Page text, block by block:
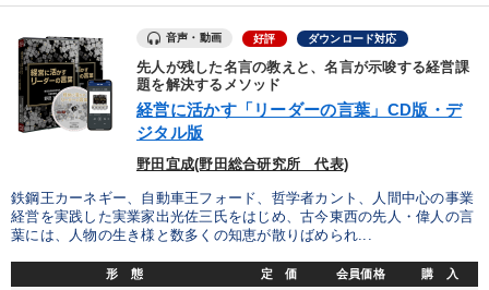
音声・動画 好評 ダウンロード対応
先人が残した名言の教えと、名言が示唆する経営課
題を解決するメソッド
経営に活かす「リーダーの言葉」CD版・デ
ジタル版
野田宜成(野田総合研究所 代表)
鉄鋼王カーネギー、自動車王フォード、哲学者カント、人間中心の事業
経営を実践した実業家出光佐三氏をはじめ、古今東西の先人・偉人の言
葉には、人物の生き様と数多くの知恵が散りばめられ...
形 態 定 価 会員価格 購 入